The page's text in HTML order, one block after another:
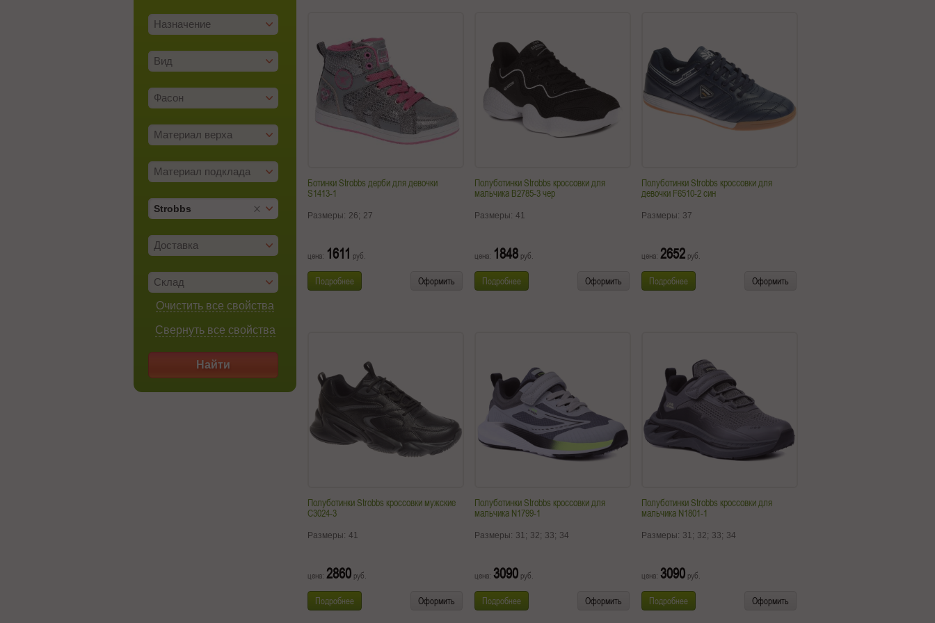
Назначение
Вид
Фасон
Материал верха
Материал подклада
Strobbs
Доставка
Склад
Очистить все свойства
Свернуть все свойства
Найти
Ботинки Strobbs дерби для девочки
S1413-1
Размеры: 26; 27
цена: 1611 руб.
Подробнее Оформить
Полуботинки Strobbs кроссовки для
мальчика B2785-3 чер
Размеры: 41
цена: 1848 руб.
Подробнее Оформить
Полуботинки Strobbs кроссовки для
девочки F6510-2 син
Размеры: 37
цена: 2652 руб.
Подробнее Оформить
Полуботинки Strobbs кроссовки мужские
C3024-3
Размеры: 41
цена: 2860 руб.
Подробнее Оформить
Полуботинки Strobbs кроссовки для
мальчика N1799-1
Размеры: 31; 32; 33; 34
цена: 3090 руб.
Подробнее Оформить
Полуботинки Strobbs кроссовки для
мальчика N1801-1
Размеры: 31; 32; 33; 34
цена: 3090 руб.
Подробнее Оформить